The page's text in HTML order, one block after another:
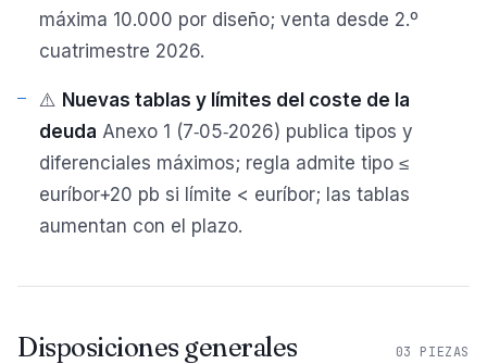
máxima 10.000 por diseño; venta desde 2.º
cuatrimestre 2026.
⚠️ Nuevas tablas y límites del coste de la
deuda Anexo 1 (7‑05‑2026) publica tipos y
diferenciales máximos; regla admite tipo ≤
euríbor+20 pb si límite < euríbor; las tablas
aumentan con el plazo.
Disposiciones generales 03 PIEZAS